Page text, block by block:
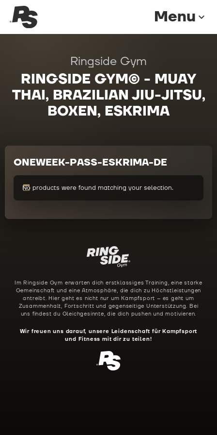
Menu expand_more
Ringside Gym
RINGSIDE GYM© - MUAY
THAI, BRAZILIAN JIU-JITSU,
BOXEN, ESKRIMA
ONEWEEK-PASS-ESKRIMA-DE
No products were found matching your selection.
Im Ringside Gym erwarten dich erstklassiges Training, eine starke
Gemeinschaft und eine Atmosphäre, die dich zu Höchstleistungen
antreibt. Hier geht es nicht nur um Kampfsport – es geht um
Zusammenhalt, Fortschritt und gegenseitige Unterstützung. Bei
uns findest du Gleichgesinnte, die dich pushen und motivieren.
Wir freuen uns darauf, unsere Leidenschaft für Kampfsport
und Fitness mit dir zu teilen!